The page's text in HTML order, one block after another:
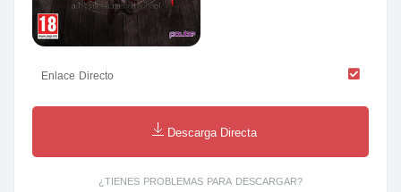
Enlace Directo
Descarga Directa
¿TIENES PROBLEMAS PARA DESCARGAR?